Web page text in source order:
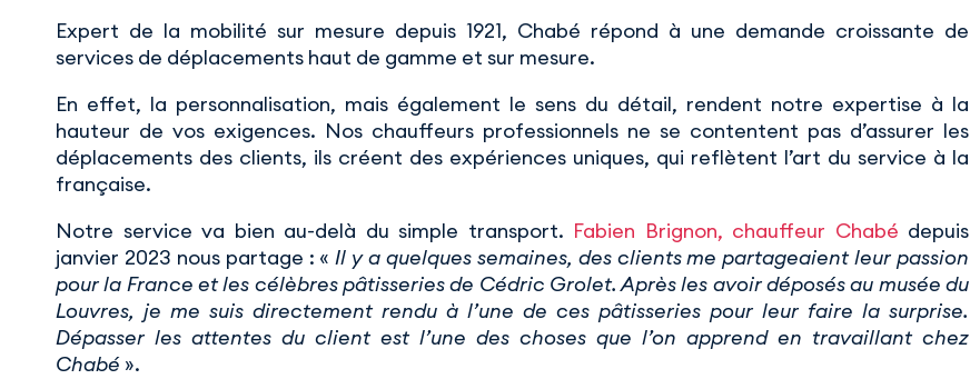
Expert de la mobilité sur mesure depuis 1921, Chabé répond à une demande croissante de
services de déplacements haut de gamme et sur mesure.
En effet, la personnalisation, mais également le sens du détail, rendent notre expertise à la
hauteur de vos exigences. Nos chauffeurs professionnels ne se contentent pas d’assurer les
déplacements des clients, ils créent des expériences uniques, qui reflètent l’art du service à la
française.
Notre service va bien au-delà du simple transport. Fabien Brignon, chauffeur Chabé depuis
janvier 2023 nous partage : «Il y a quelques semaines, des clients me partageaient leur passion
pour la France et les célèbres pâtisseries de Cédric Grolet. Après les avoir déposés au musée du
Louvres, je me suis directement rendu à l’une de ces pâtisseries pour leur faire la surprise.
Dépasser les attentes du client est l’une des choses que l’on apprend en travaillant chez
Chabé ».